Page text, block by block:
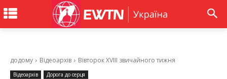
додому Відеоархів Вівторок XVIII звичайного тижня
Відеоархів Дорога до серця